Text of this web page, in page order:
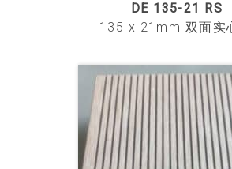
DE 135-21 RS
135 x 21mm 双面实